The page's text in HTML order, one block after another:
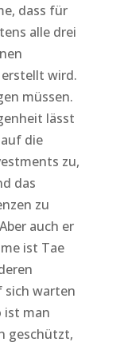
dass für
alle drei
wird.
müssen.
lässt
die
zu,
das
zu
auch er
ist Tae
sich warten
ist man
geschützt,